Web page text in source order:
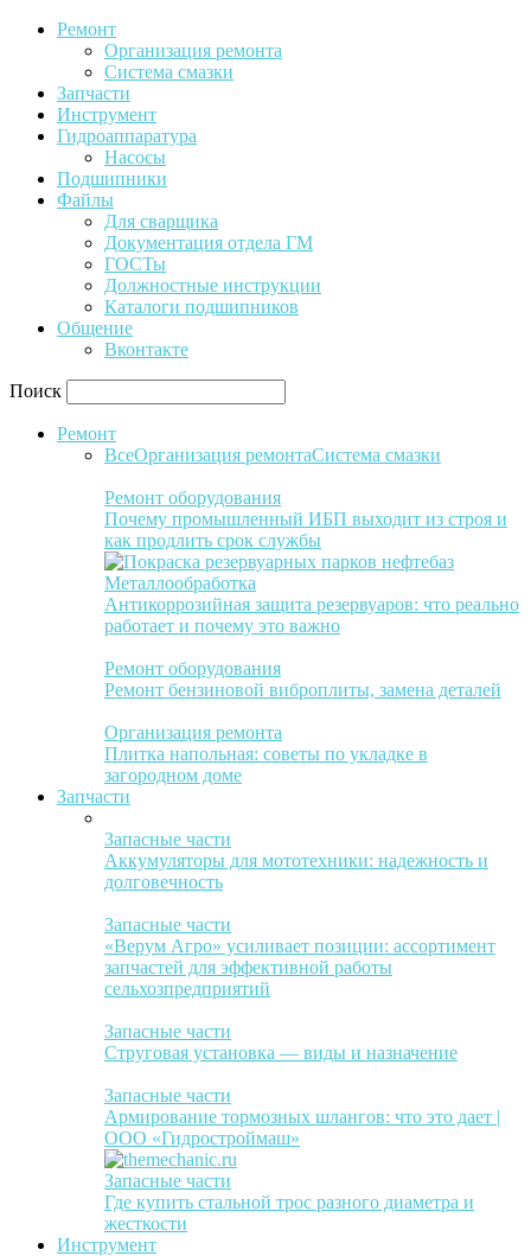
Ремонт
Организация ремонта
Система смазки
Запчасти
Инструмент
Гидроаппаратура
Насосы
Подшипники
Файлы
Для сварщика
Документация отдела ГМ
ГОСТы
Должностные инструкции
Каталоги подшипников
Общение
Вконтакте
Поиск
Ремонт
ВсеОрганизация ремонтаСистема смазки
Ремонт оборудования
Почему промышленный ИБП выходит из строя и
как продлить срок службы
Металлообработка
Антикоррозийная защита резервуаров: что реально
работает и почему это важно
Ремонт оборудования
Ремонт бензиновой виброплиты, замена деталей
Организация ремонта
Плитка напольная: советы по укладке в
загородном доме
Запчасти
Запасные части
Аккумуляторы для мототехники: надежность и
долговечность
Запасные части
«Верум Агро» усиливает позиции: ассортимент
запчастей для эффективной работы
сельхозпредприятий
Запасные части
Струговая установка — виды и назначение
Запасные части
Армирование тормозных шлангов: что это дает |
ООО «Гидростроймаш»
Запасные части
Где купить стальной трос разного диаметра и
жесткости
Инструмент